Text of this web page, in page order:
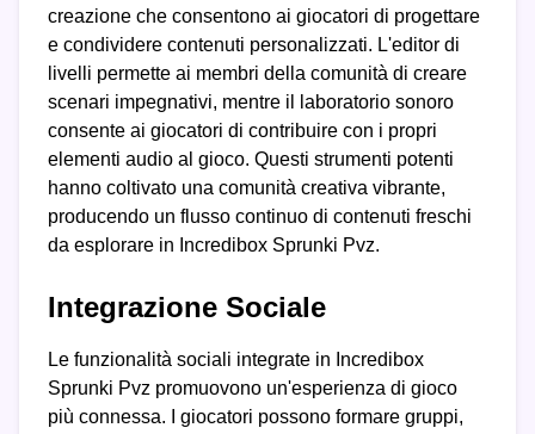
creazione che consentono ai giocatori di progettare
e condividere contenuti personalizzati. L'editor di
livelli permette ai membri della comunità di creare
scenari impegnativi, mentre il laboratorio sonoro
consente ai giocatori di contribuire con i propri
elementi audio al gioco. Questi strumenti potenti
hanno coltivato una comunità creativa vibrante,
producendo un flusso continuo di contenuti freschi
da esplorare in Incredibox Sprunki Pvz.
Integrazione Sociale
Le funzionalità sociali integrate in Incredibox
Sprunki Pvz promuovono un'esperienza di gioco
più connessa. I giocatori possono formare gruppi,